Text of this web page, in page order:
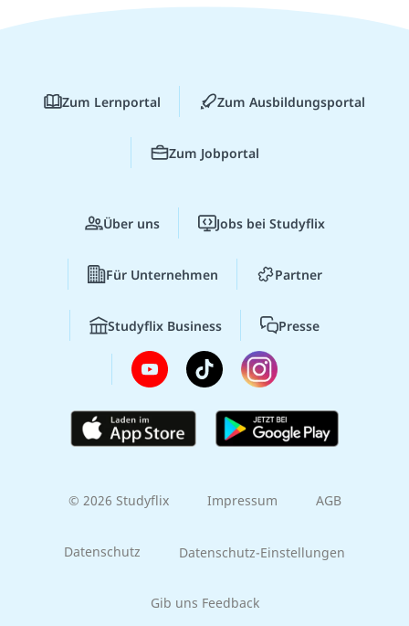
Zum Lernportal Zum Ausbildungsportal
Zum Jobportal
Über uns Jobs bei Studyflix
Für Unternehmen Partner
Studyflix Business Presse
© 2026 Studyflix Impressum AGB
Datenschutz Datenschutz-Einstellungen
Gib uns Feedback